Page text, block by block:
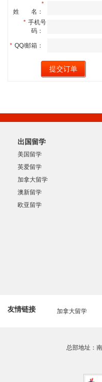
*
姓 名：
* 手机号
码：
* QQ/邮箱：
出国留学
美国留学
英爱留学
加拿大留学
澳新留学
欧亚留学
友情链接 加拿大留学
总部地